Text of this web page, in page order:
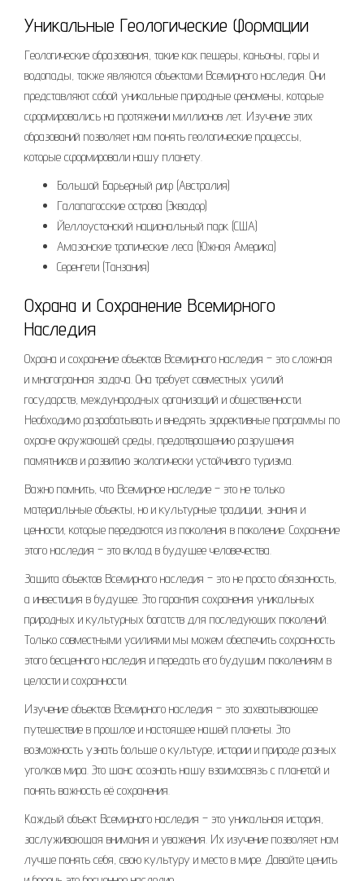
Уникальные Геологические Формации
Геологические образования, такие как пещеры, каньоны, горы и
водопады, также являются объектами Всемирного наследия. Они
представляют собой уникальные природные феномены, которые
сформировались на протяжении миллионов лет. Изучение этих
образований позволяет нам понять геологические процессы,
которые сформировали нашу планету.
Большой Барьерный риф (Австралия)
Галапагосские острова (Эквадор)
Йеллоустонский национальный парк (США)
Амазонские тропические леса (Южная Америка)
Серенгети (Танзания)
Охрана и Сохранение Всемирного
Наследия
Охрана и сохранение объектов Всемирного наследия – это сложная
и многогранная задача. Она требует совместных усилий
государств, международных организаций и общественности.
Необходимо разрабатывать и внедрять эффективные программы по
охране окружающей среды, предотвращению разрушения
памятников и развитию экологически устойчивого туризма.
Важно помнить, что Всемирное наследие – это не только
материальные объекты, но и культурные традиции, знания и
ценности, которые передаются из поколения в поколение. Сохранение
этого наследия – это вклад в будущее человечества.
Защита объектов Всемирного наследия – это не просто обязанность,
а инвестиция в будущее. Это гарантия сохранения уникальных
природных и культурных богатств для последующих поколений.
Только совместными усилиями мы можем обеспечить сохранность
этого бесценного наследия и передать его будущим поколениям в
целости и сохранности.
Изучение объектов Всемирного наследия – это захватывающее
путешествие в прошлое и настоящее нашей планеты. Это
возможность узнать больше о культуре, истории и природе разных
уголков мира. Это шанс осознать нашу взаимосвязь с планетой и
понять важность её сохранения.
Каждый объект Всемирного наследия – это уникальная история,
заслуживающая внимания и уважения. Их изучение позволяет нам
лучше понять себя, свою культуру и место в мире. Давайте ценить